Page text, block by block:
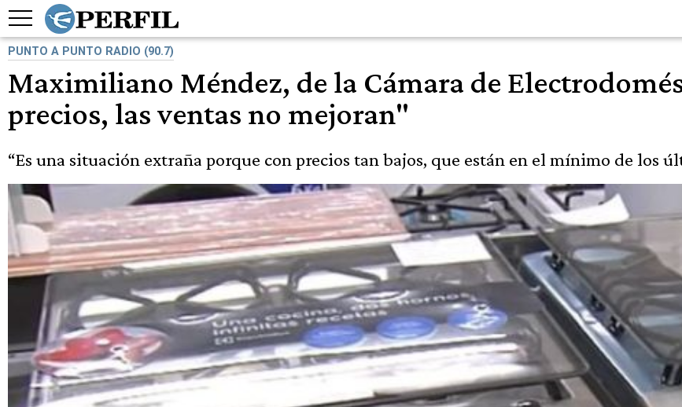
PUNTO A PUNTO RADIO (90.7)
Maximiliano Méndez, de la Cámara de
precios, las ventas no mejoran"
“Es una situación extraña porque con precios tan bajos, que están en el mínimo de los